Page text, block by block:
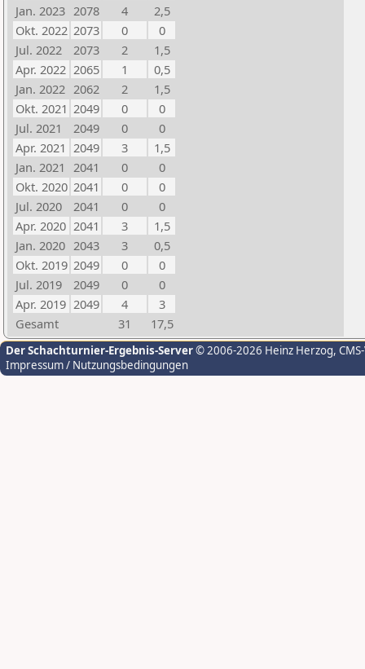
Jan. 2023 2078 4
2,5
Okt. 2022 2073 0
0
Jul. 2022
2073 2
1,5
Apr. 2022 2065 1
0,5
Jan. 2022 2062 2
1,5
Okt. 2021 2049 0
0
Jul. 2021
2049 0
0
Apr. 2021 2049 3
1,5
Jan. 2021 2041 0
0
Okt. 2020 2041 0
0
Jul. 2020
2041 0
0
Apr. 2020 2041 3
1,5
Jan. 2020 2043 3
0,5
Okt. 2019 2049 0
0
Jul. 2019
2049 0
0
Apr. 2019 2049 4
3
Gesamt
31 17,5
Der Schachturnier-Ergebnis-Server© 2006-2026 Heinz Herzog,
Impressum / Nutzungsbedingungen